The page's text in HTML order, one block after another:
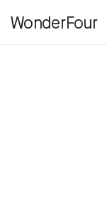
WonderFour